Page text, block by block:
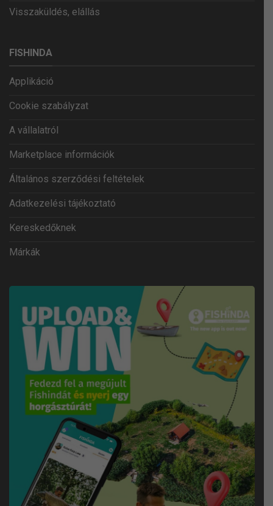
Visszaküldés, elállás
FISHINDA
Applikáció
Cookie szabályzat
A vállalatról
Marketplace információk
Általános szerződési feltételek
Adatkezelési tájékoztató
Kereskedőknek
Márkák